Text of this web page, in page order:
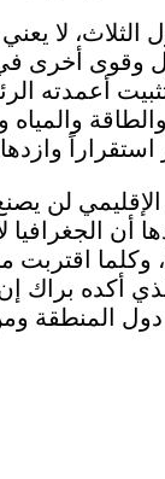
الثلاث، لا
وقوى أخرى
أعمدته
والمياه
لن
أن الجغرافيا
وكلما
الذي أكده
المنطقة